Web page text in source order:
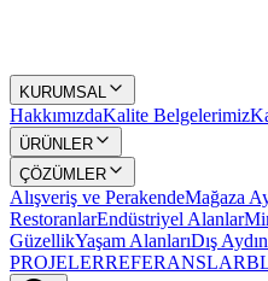
KURUMSAL
HakkımızdaKalite Belgelerimiz
ÜRÜNLER
ÇÖZÜMLER
Alışveriş ve PerakendeMağaza
RestoranlarEndüstriyel Alanlar
GüzellikYaşam AlanlarıDış
PROJELERREFERANSLAR